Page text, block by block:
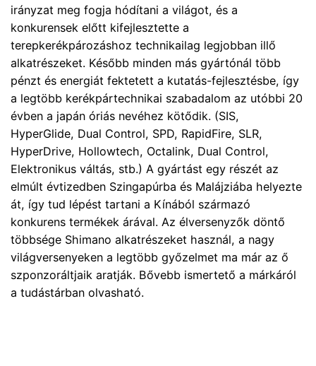
irányzat meg fogja hódítani a világot, és a
konkurensek előtt kifejlesztette a
terepkerékpározáshoz technikailag legjobban illő
alkatrészeket. Később minden más gyártónál több
pénzt és energiát fektetett a kutatás-fejlesztésbe, így
a legtöbb kerékpártechnikai szabadalom az utóbbi 20
évben a japán óriás nevéhez kötődik. (SIS,
HyperGlide, Dual Control, SPD, RapidFire, SLR,
HyperDrive, Hollowtech, Octalink, Dual Control,
Elektronikus váltás, stb.) A gyártást egy részét az
elmúlt évtizedben Szingapúrba és Malájziába helyezte
át, így tud lépést tartani a Kínából származó
konkurens termékek árával. Az élversenyzők döntő
többsége Shimano alkatrészeket használ, a nagy
világversenyeken a legtöbb győzelmet ma már az ő
szponzoráltjaik aratják. Bővebb ismertető a márkáról
a tudástárban olvasható.